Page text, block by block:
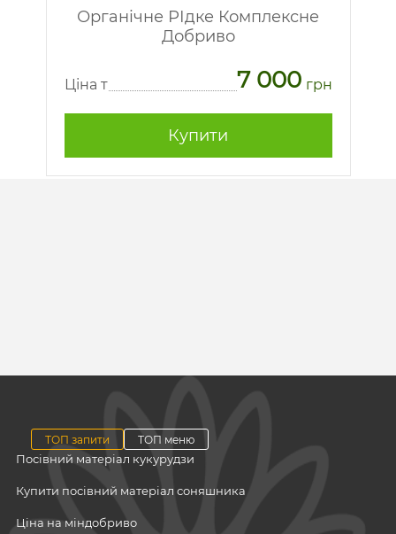
Органічне РІдке Комплексне
Добриво
Ціна т 7 000 грн
Купити
ТОП запити ТОП меню
Посівний матеріал кукурудзи
Купити посівний матеріал соняшника
Ціна на міндобриво